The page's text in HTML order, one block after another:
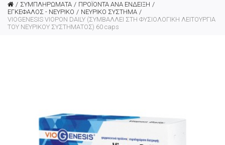
ΣΥΜΠΛΗΡΩΜΑΤΑ
ΠΡΟΪΟΝΤΑ ΑΝΑ ΕΝΔΕΙΞΗ
ΕΓΚΕΦΑΛΟΣ - ΝΕΥΡΙΚΟ
ΝΕΥΡΙΚΟ ΣΥΣΤΗΜΑ
VIOGENESIS VIOPON DAILY (ΣΥΜΒΑΛΛΕΙ ΣΤΗ ΦΥΣΙΟΛΟΓΙΚΗ ΛΕΙΤΟΥΡΓΙΑ
ΤΟΥ ΝΕΥΡΙΚΟΥ ΣΥΣΤΗΜΑΤΟΣ) 60 caps